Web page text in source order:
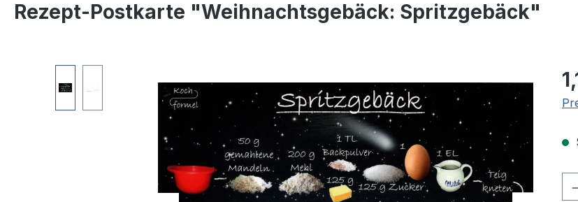
Rezept-Postkarte "Weihnachtsgebäck: Spritzgebäck"